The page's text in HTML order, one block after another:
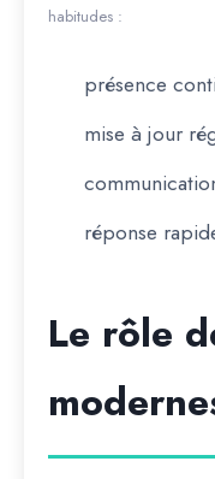
habitudes :
présence
mise à jour
réponse
Le rôle